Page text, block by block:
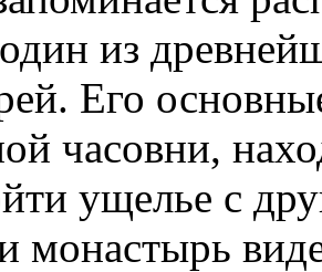
из
Его
часовни,
ущелье с
монастырь